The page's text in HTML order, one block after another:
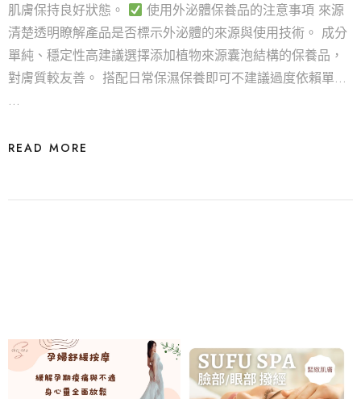
肌膚保持良好狀態。
使用外泌體保養品的注意事項 來源
清楚透明瞭解產品是否標示外泌體的來源與使用技術。 成分
單純、穩定性高建議選擇添加植物來源囊泡結構的保養品，
對膚質較友善。 搭配日常保濕保養即可不建議過度依賴單...
…
READ MORE